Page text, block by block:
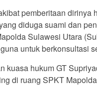
pemberitaan
diduga suami dan
Sulawesi Utara
untuk berkonsultasi
kuasa hukum GT
di ruang SPKT